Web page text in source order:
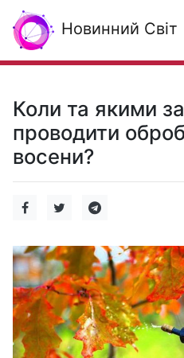
Новинний Світ
Коли та якими
проводити
восени?